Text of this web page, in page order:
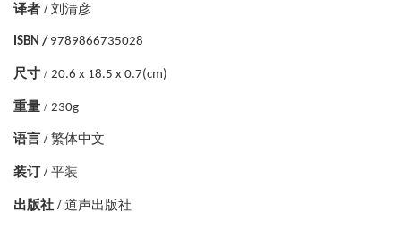
译者 /刘清彦
ISBN / 9789866735028
尺寸 / 20.6 x 18.5 x 0.7(cm)
重量 / 230g
语言 /繁体中文
装订 /平装
出版社 /道声出版社